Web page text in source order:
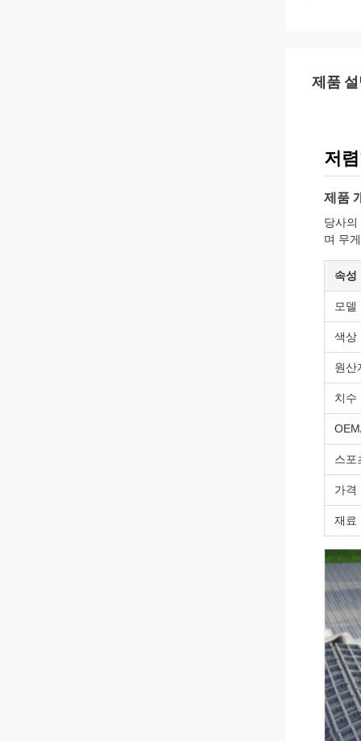
제품
저
제품
당사
며 무
속성
모델
색상
원산
치수
스포
가격
재료